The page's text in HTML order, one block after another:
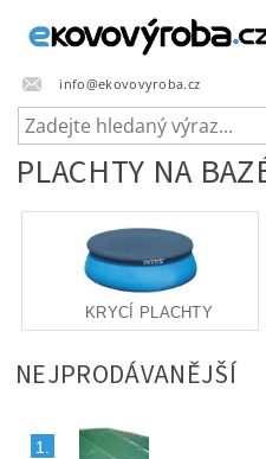
info@ekovovyroba.cz
PLACHTY NA
KRYCÍ PLACHTY
NEJPRODÁVANĚJŠÍ
1.